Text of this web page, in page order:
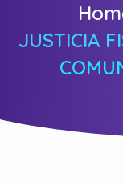
JUSTICIA